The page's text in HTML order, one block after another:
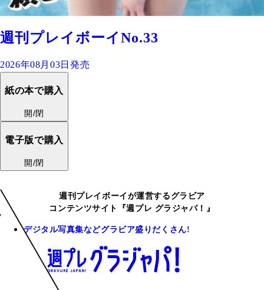
週刊プレイボーイNo.33
2026年08月03日発売
紙の本で購入
開/閉
電子版で購入
開/閉
週刊プレイボーイが運営するグラビア
コンテンツサイト『週プレ グラジャパ！』
デジタル写真集などグラビア盛りだくさん!